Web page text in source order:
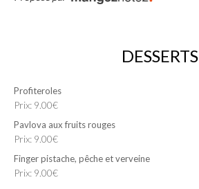
DESSERTS
Profiteroles
Prix: 9.00€
Pavlova aux fruits rouges
Prix: 9.00€
Finger pistache, pêche et verveine
Prix: 9.00€